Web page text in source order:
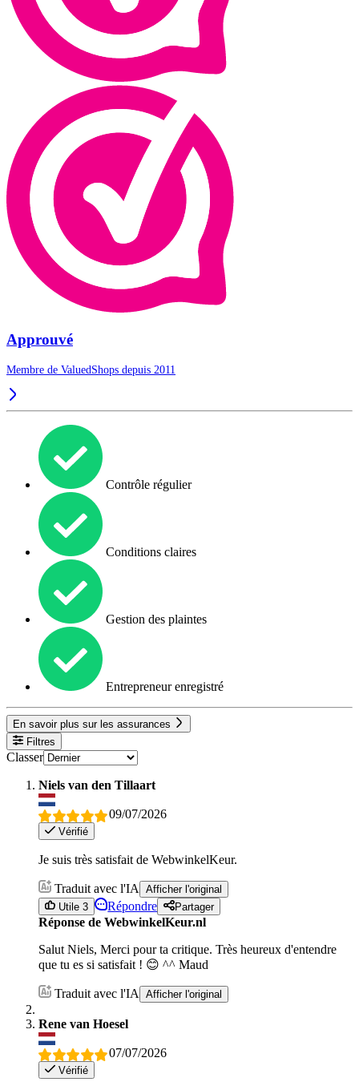
Approuvé
Membre de ValuedShops depuis 2011
Contrôle régulier
Conditions claires
Gestion des plaintes
Entrepreneur enregistré
En savoir plus sur les assurances
Filtres
Classer
Niels van den Tillaart
09/07/2026
Vérifié
Je suis très satisfait de WebwinkelKeur.
Traduit avec l'IA
Afficher l'original
Utile 3
Répondre Partager
Réponse de WebwinkelKeur.nl
Salut Niels, Merci pour ta critique. Très heureux d'entendre
que tu es si satisfait ! 😊 ^^ Maud
Traduit avec l'IA Afficher l'original
Rene van Hoesel
07/07/2026
Vérifié